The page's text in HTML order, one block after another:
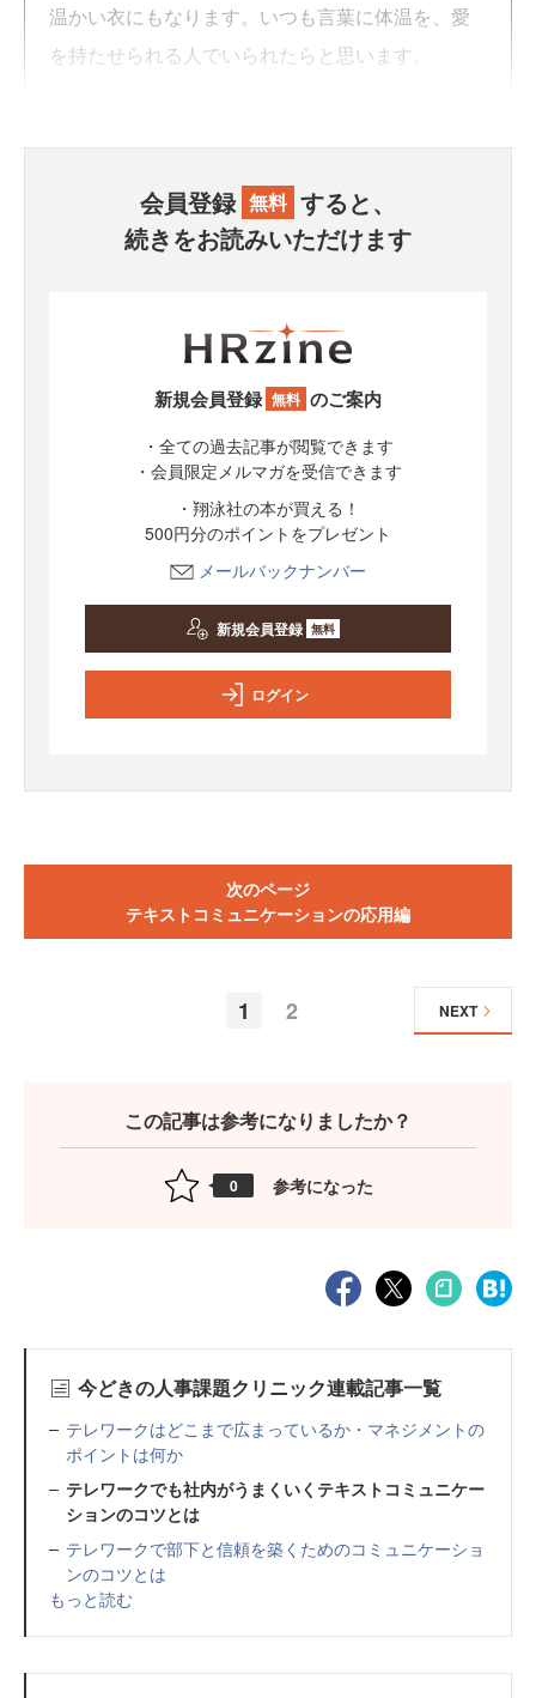
温かい衣にもなります。いつも言葉に体温を、愛
を持たせられる人でいられたらと思います。
会員登録 無料 すると、
続きをお読みいただけます
新規会員登録 無料 のご案内
・全ての過去記事が閲覧できます
・会員限定メルマガを受信できます
・翔泳社の本が買える！
500円分のポイントをプレゼント
メールバックナンバー
新規会員登録 無料
ログイン
次のページ
テキストコミュニケーションの応用編
1 2 NEXT
この記事は参考になりましたか？
0 参考になった
今どきの人事課題クリニック連載記事一覧
テレワークはどこまで広まっているか・マネジメントの
ポイントは何か
テレワークでも社内がうまくいくテキストコミュニケー
ションのコツとは
テレワークで部下と信頼を築くためのコミュニケーショ
ンのコツとは
もっと読む